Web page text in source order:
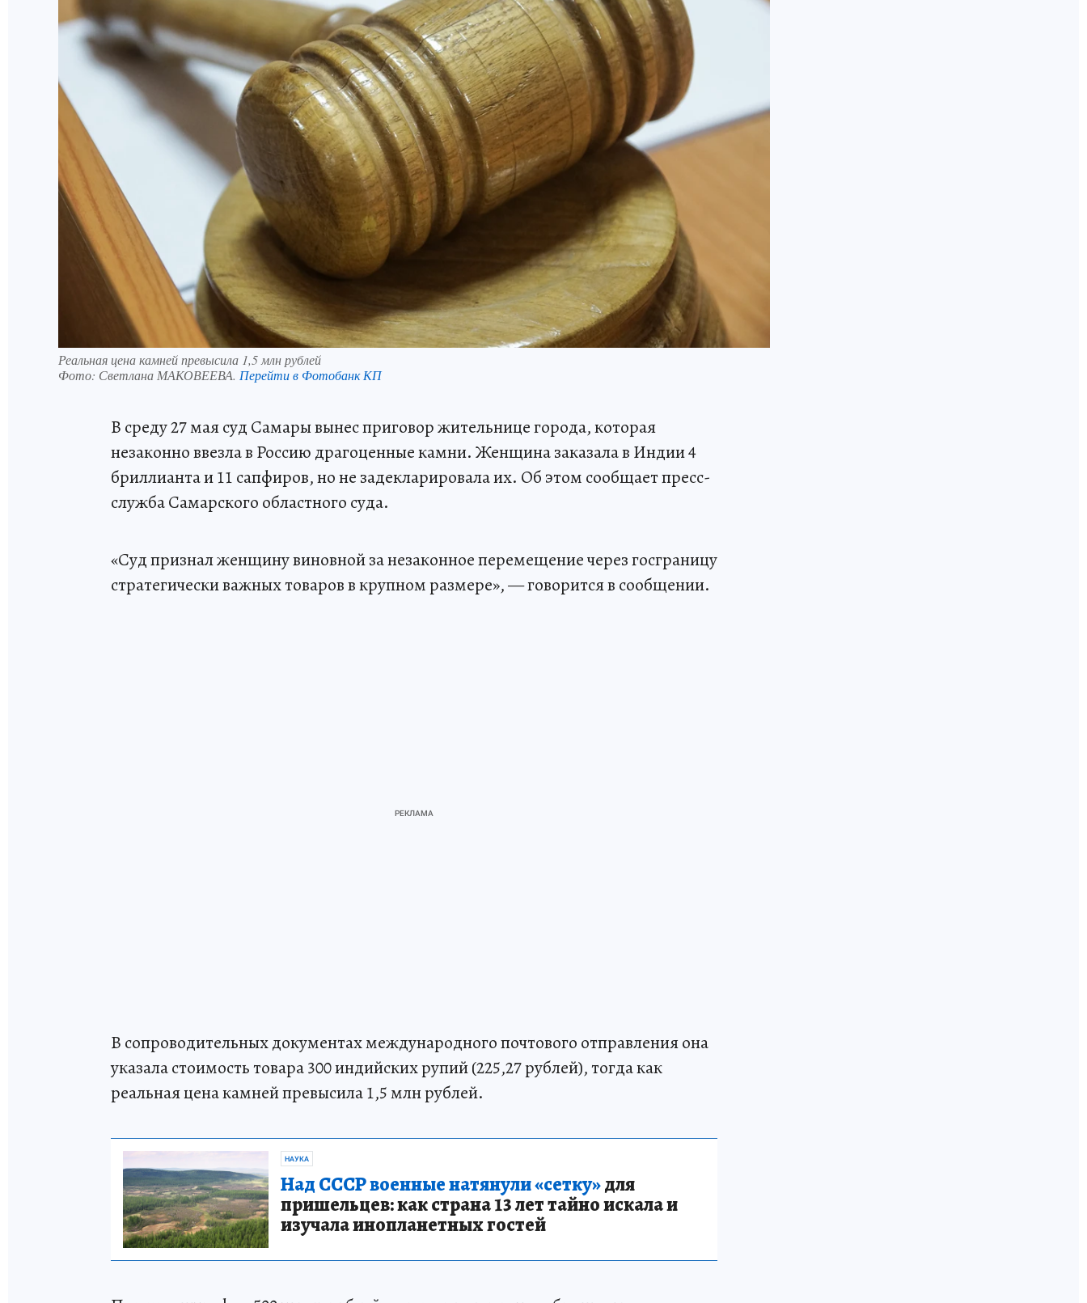
Реальная цена камней превысила 1,5 млн рублей
Фото: Светлана МАКОВЕЕВА. Перейти в Фотобанк КП
В среду 27 мая суд Самары вынес приговор жительнице города, которая
незаконно ввезла в Россию драгоценные камни. Женщина заказала в Индии 4
бриллианта и 11 сапфиров, но не задекларировала их. Об этом сообщает пресс-
служба Самарского областного суда.
«Суд признал женщину виновной за незаконное перемещение через госграницу
стратегически важных товаров в крупном размере», — говорится в сообщении.
В сопроводительных документах международного почтового отправления она
указала стоимость товара 300 индийских рупий (225,27 рублей), тогда как
реальная цена камней превысила 1,5 млн рублей.
НАУКА
Над СССР военные натянули «сетку»для
пришельцев: как страна 13 лет тайно искала и
изучала инопланетных гостей